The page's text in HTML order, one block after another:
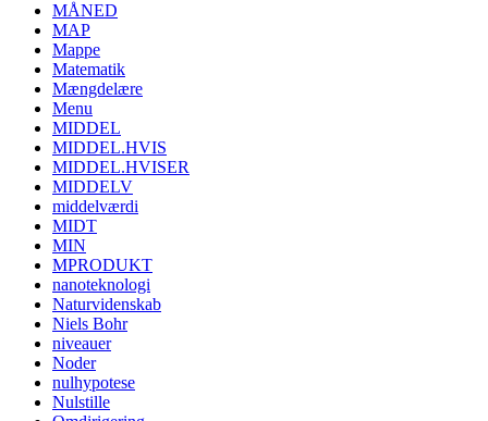
MÅNED
MAP
Mappe
Matematik
Mængdelære
Menu
MIDDEL
MIDDEL.HVIS
MIDDEL.HVISER
MIDDELV
middelværdi
MIDT
MIN
MPRODUKT
nanoteknologi
Naturvidenskab
Niels Bohr
niveauer
Noder
nulhypotese
Nulstille